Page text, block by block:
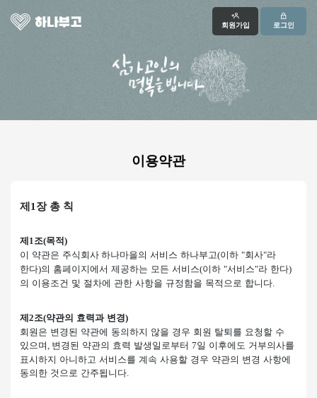
회원가입 로그인
이용약관
제 1장 총 칙
제1 조(목적)
이 약관은 주식회사 하나마을의 서비스 하나부고(이하 "회사"라
한다)의 홈페이지에서 제공하는 모든 서비스(이하 "서비스"라 한다)
의 이용조건 및 절차에 관한 사항을 규정함을 목적으로 합니다.
제 2조(약관의 효력과 변경)
회원은 변경된 약관에 동의하지 않을 경우 회원 탈퇴를 요청할 수
있으며, 변경된 약관의 효력 발생일로부터 7일 이후에도 거부의사를
표시하지 아니하고 서비스를 계속 사용할 경우 약관의 변경 사항에
동의한 것으로 간주됩니다.